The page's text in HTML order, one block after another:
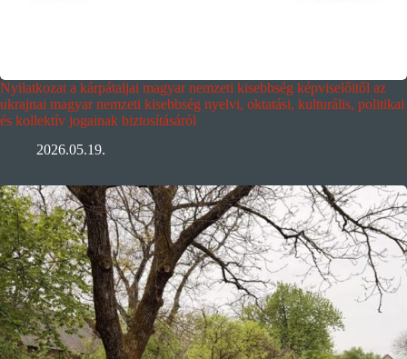
Nyilatkozat a kárpátaljai magyar nemzeti kisebbség képviselőitől az
ukrajnai magyar nemzeti kisebbség nyelvi, oktatási, kulturális, politikai
és kollektív jogainak biztosításáról
2026.05.19.